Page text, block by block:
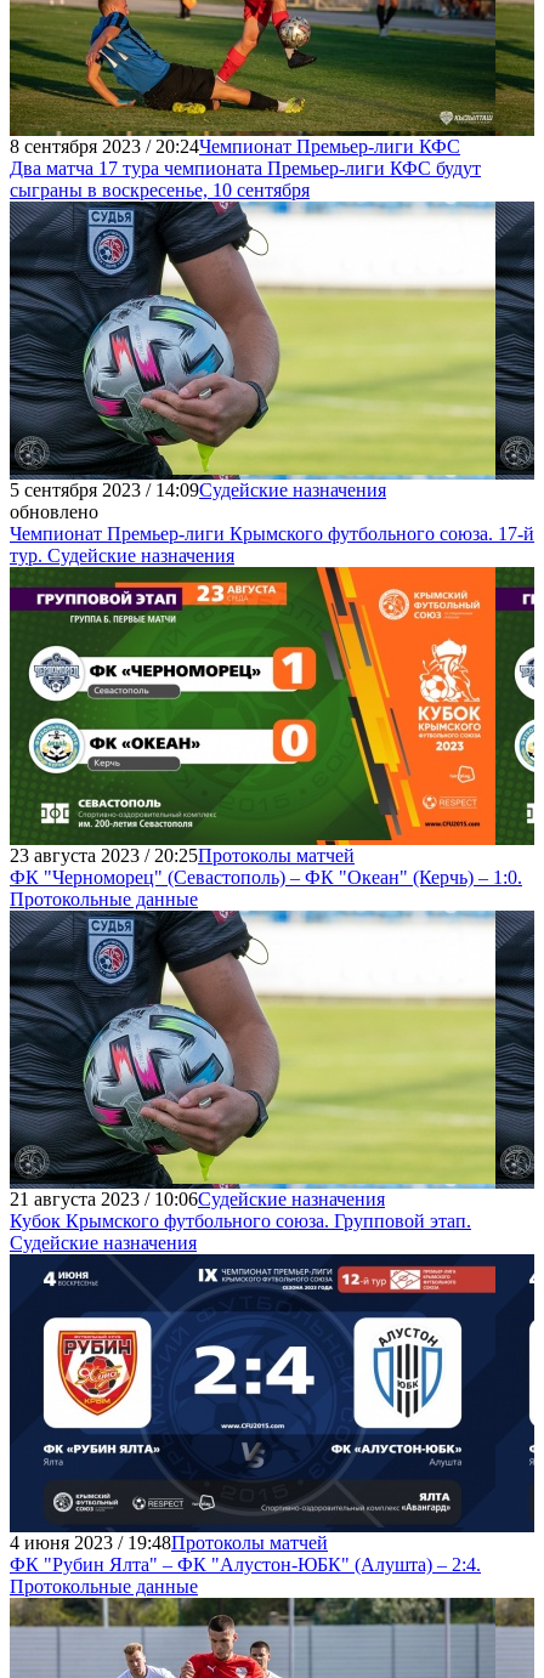
8 сентября 2023 / 20:24Чемпионат Премьер-лиги КФС
Два матча 17 тура чемпионата Премьер-лиги КФС будут
сыграны в воскресенье, 10 сентября
5 сентября 2023 / 14:09Судейские назначения
обновлено
Чемпионат Премьер-лиги Крымского футбольного союза. 17-й
тур. Судейские назначения
23 августа 2023 / 20:25Протоколы матчей
ФК "Черноморец" (Севастополь) – ФК "Океан" (Керчь) – 1:0.
Протокольные данные
21 августа 2023 / 10:06Судейские назначения
Кубок Крымского футбольного союза. Групповой этап.
Судейские назначения
4 июня 2023 / 19:48Протоколы матчей
ФК "Рубин Ялта" – ФК "Алустон-ЮБК" (Алушта) – 2:4.
Протокольные данные